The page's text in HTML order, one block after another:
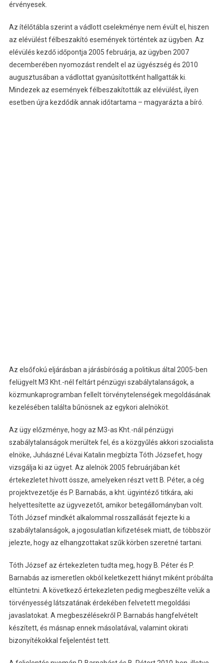
érvényesek.
Az ítélőtábla szerint a vádlott cselekménye nem évült el, hiszen
az elévülést félbeszakító események történtek az ügyben. Az
elévülés kezdő időpontja 2005 februárja, az ügyben 2007
decemberében nyomozást rendelt el az ügyészség és 2010
augusztusában a vádlottat gyanúsítottként hallgatták ki.
Mindezek az események félbeszakították az elévülést, ilyen
esetben újra kezdődik annak időtartama – magyarázta a bíró.
Az elsőfokú eljárásban a járásbíróság a politikus által 2005-ben
felügyelt M3 Kht.-nél feltárt pénzügyi szabálytalanságok, a
közmunkaprogramban fellelt törvénytelenségek megoldásának
kezelésében találta bűnösnek az egykori alelnököt.
Az ügy előzménye, hogy az M3-as Kht.-nál pénzügyi
szabálytalanságok merültek fel, és a közgyűlés akkori szocialista
elnöke, Juhászné Lévai Katalin megbízta Tóth Józsefet, hogy
vizsgálja ki az ügyet. Az alelnök 2005 februárjában két
értekezletet hívott össze, amelyeken részt vett B. Péter, a cég
projektvezetője és P. Barnabás, a kht. ügyintéző titkára, aki
helyettesítette az ügyvezetőt, amikor betegállományban volt.
Tóth József mindkét alkalommal rosszallását fejezte ki a
szabálytalanságok, a jogosulatlan kifizetések miatt, de többször
jelezte, hogy az elhangzottakat szűk körben szeretné tartani.
Tóth József az értekezleten tudta meg, hogy B. Péter és P.
Barnabás az ismeretlen okból keletkezett hiányt miként próbálta
eltüntetni. A következő értekezleten pedig megbeszélte velük a
törvényesség látszatának érdekében felvetett megoldási
javaslatokat. A megbeszélésekről P. Barnabás hangfelvételt
készített, és másnap ennek másolatával, valamint okirati
bizonyítékokkal feljelentést tett.